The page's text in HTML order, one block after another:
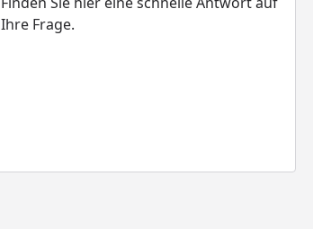
Ihre Frage.